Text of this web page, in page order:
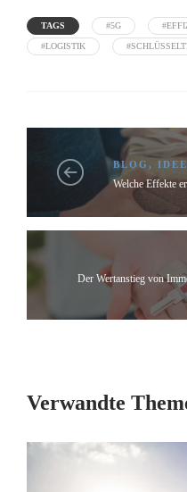
TAGS #5G
#LOGISTIK
BLOG ,
Welche Effekte
Der Wertanstieg von
Verwandte